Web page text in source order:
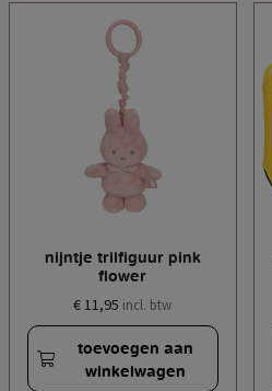
nijntje trilfiguur pink
flower
€ 11,95 incl. btw
toevoegen aan
winkelwagen